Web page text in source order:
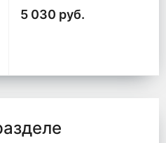
5 030 руб.